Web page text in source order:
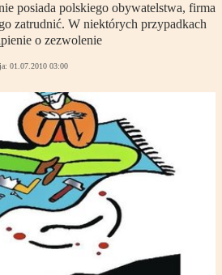
posiada polskiego obywatelstwa, firma
zatrudnić. W niektórych przypadkach
o zezwolenie
01.07.2010 03:00